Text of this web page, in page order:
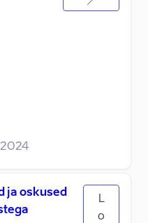
ja oskused
L
o